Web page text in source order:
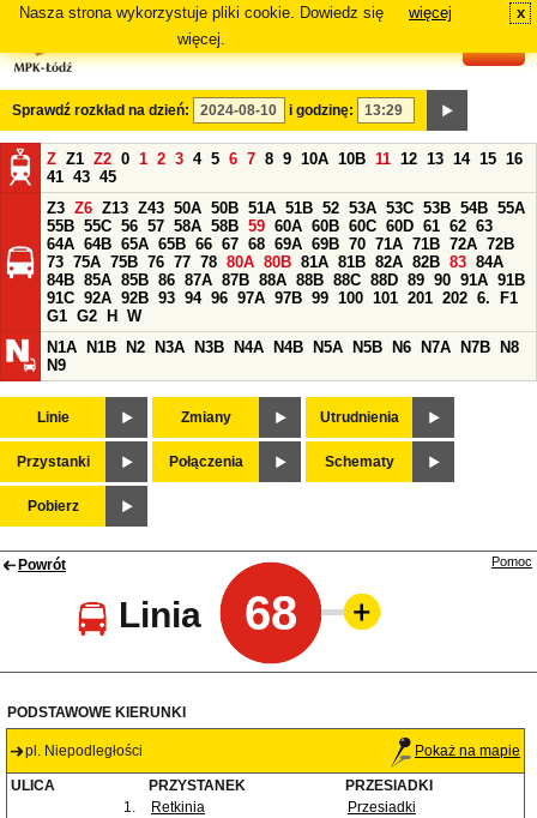
Nasza strona wykorzystuje pliki cookie. Dowiedz się
więcej.
więcej x
Sprawdź rozkład na dzień: i godzinę:
Z Z1 Z2 0 1 2 3 4 5 6 7 8 9 10A 10B 11 12 13 14 15 16
41 43 45
Z3 Z6 Z13 Z43 50A 50B 51A 51B 52 53A 53C 53B 54B 55A
55B 55C 56 57 58A 58B 59 60A 60B 60C 60D 61 62 63
64A 64B 65A 65B 66 67 68 69A 69B 70 71A 71B 72A 72B
73 75A 75B 76 77 78 80A 80B 81A 81B 82A 82B 83 84A
84B 85A 85B 86 87A 87B 88A 88B 88C 88D 89 90 91A 91B
91C 92A 92B 93 94 96 97A 97B 99 100 101 201 202 6.
F1
G1 G2 H
W
N1A
N1B N2 N3A N3B N4A N4B N5A N5B N6 N7A N7B
N8
N9
Linie Zmiany Utrudnienia
Przystanki Połączenia Schematy
Pobierz
Powrót
Linia 68
Pomoc
PODSTAWOWE KIERUNKI
pl. Niepodległości Pokaż na mapie
ULICA PRZYSTANEK
PRZESIADKI
1.
Retkinia
Przesiadki